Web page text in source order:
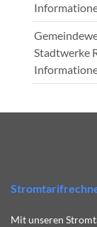
Stadtwerke
Mit unseren